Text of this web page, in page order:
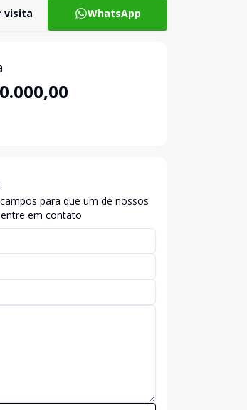
visita WhatsApp
para que um de nossos
em contato